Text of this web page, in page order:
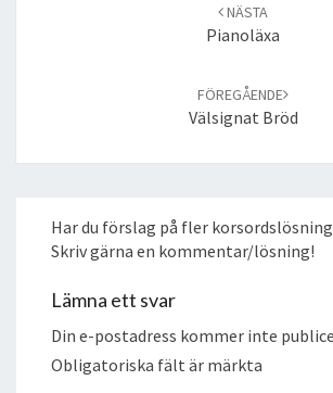
NÄSTA
Pianoläxa
FÖREGÅENDE
Välsignat Bröd
Har du förslag på fler
Skriv gärna en kommentar/lösning!
Lämna ett svar
Din e-postadress kommer inte
Obligatoriska fält är märkta